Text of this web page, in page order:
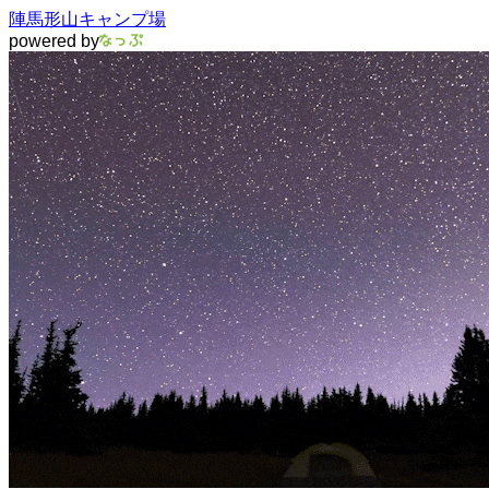
陣馬形山キャンプ場
powered by